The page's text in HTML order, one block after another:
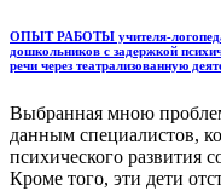
ОПЫТ РАБОТЫ учителя-логопеда
дошкольников с задержкой
речи через театрализованную
Выбранная мною
данным специалистов,
психического развития
Кроме того, эти дети